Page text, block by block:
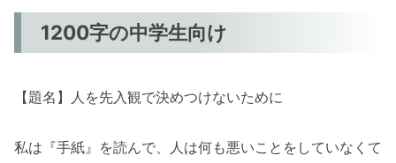
1200字の中学生向け
【題名】人を先入観で決めつけないために
私は『手紙』を読んで、人は何も悪いことをしていなくて